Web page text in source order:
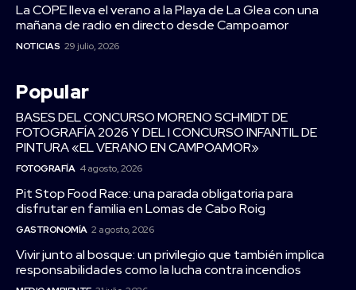
La COPE lleva el verano a la Playa de La Glea con una
mañana de radio en directo desde Campoamor
NOTICIAS 29 julio, 2026
Popular
BASES DEL CONCURSO MORENO SCHMIDT DE
FOTOGRAFÍA 2026 Y DEL I CONCURSO INFANTIL DE
PINTURA «EL VERANO EN CAMPOAMOR»
FOTOGRAFÍA 4 agosto, 2026
Pit Stop Food Race: una parada obligatoria para
disfrutar en familia en Lomas de Cabo Roig
GASTRONOMÍA 2 agosto, 2026
Vivir junto al bosque: un privilegio que también implica
responsabilidades como la lucha contra incendios